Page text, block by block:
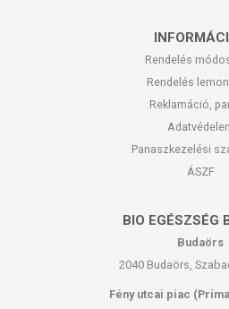
Rendelés
Rendelés
Reklamáció,
Panaszkezelési
ÁSZF
BIO EGÉSZSÉG
Budaörs
2040 Budaörs,
Fény utcai piac